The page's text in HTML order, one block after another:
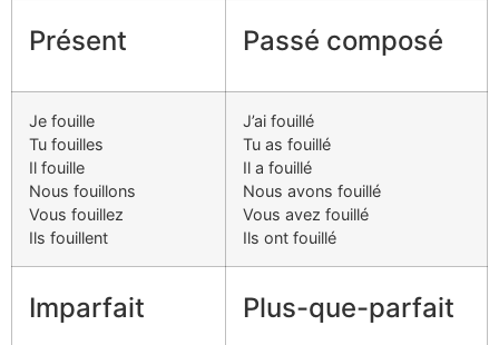
Présent Passé composé
Je fouille
Tu fouilles
Il fouille
Nous fouillons
Vous fouillez
Ils fouillent
J’ai fouillé
Tu as fouillé
Il a fouillé
Nous avons fouillé
Vous avez fouillé
Ils ont fouillé
Imparfait Plus-que-parfait